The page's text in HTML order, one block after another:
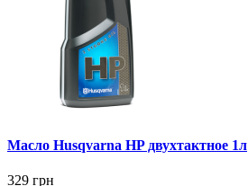
Масло Husqvarna HP двухтактное 1л
329 грн